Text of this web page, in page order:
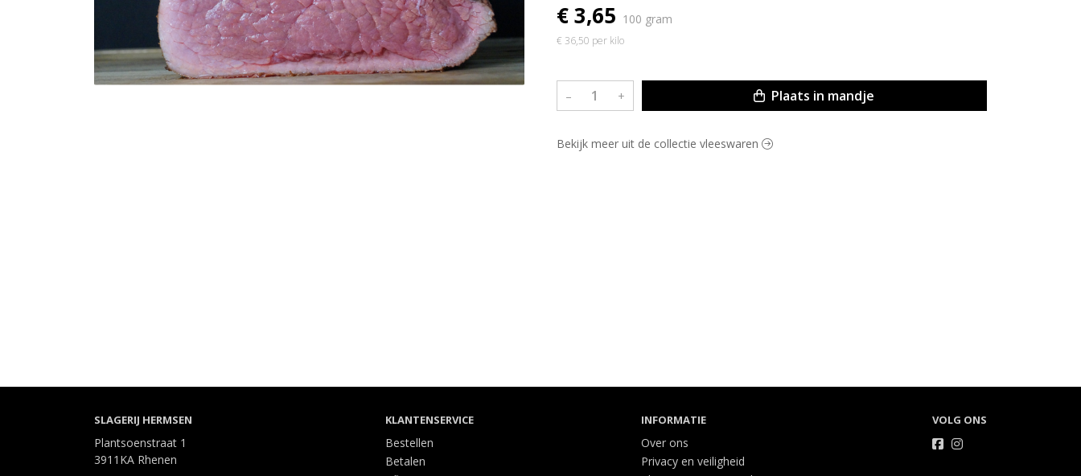
€ 3,65 100 gram
€ 36,50 per kilo
– + Plaats in mandje
Bekijk meer uit de collectie vleeswaren
SLAGERIJ HERMSEN
Plantsoenstraat 1
3911KA Rhenen
KLANTENSERVICE
Bestellen
Betalen
INFORMATIE
Over ons
Privacy en veiligheid
VOLG ONS